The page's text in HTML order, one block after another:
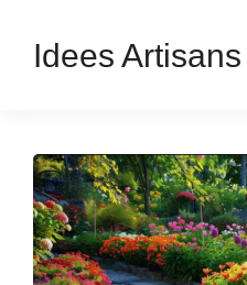
Idees Artisans